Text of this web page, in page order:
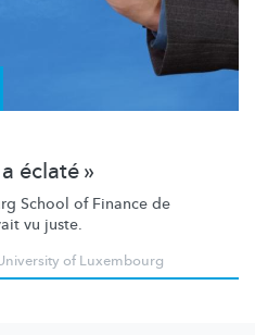
éclaté »
School of Finance de
vu juste.
of Luxembourg